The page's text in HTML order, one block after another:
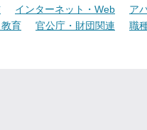
インターネット・Web ア
育 官公庁・財団関連 職